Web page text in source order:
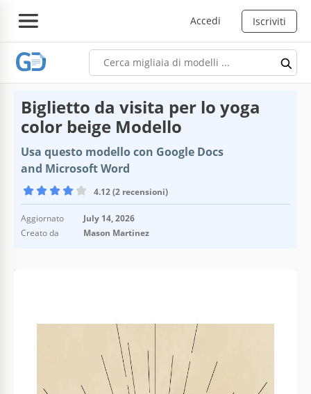
Accedi Iscriviti
Biglietto da visita per lo yoga
color beige Modello
Usa questo modello con Google Docs
and Microsoft Word
4.12 (2 recensioni)
Aggiornato
July 14, 2026
Creato da
Mason Martinez